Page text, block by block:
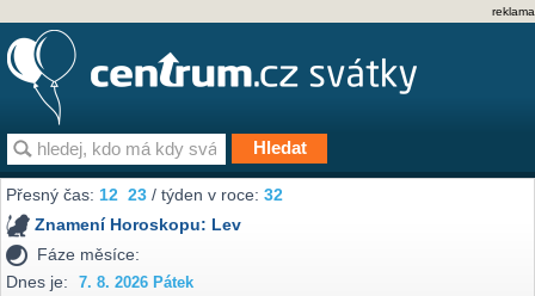
reklama
Přesný čas:12 23 / týden v roce:32
Znamení Horoskopu: Lev
Fáze měsíce:
Dnes je:
7. 8. 2026 Pátek